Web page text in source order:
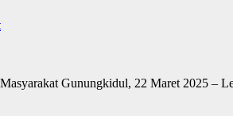
Gunungkidul, 22 Maret 2025 –